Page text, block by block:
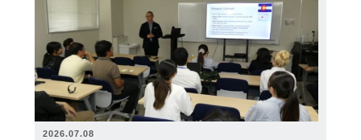
2026.07.08